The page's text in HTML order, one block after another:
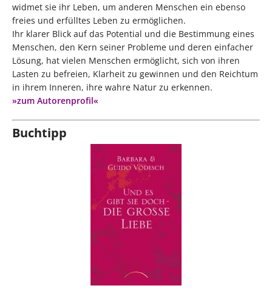
widmet sie ihr Leben, um anderen Menschen ein ebenso
freies und erfülltes Leben zu ermöglichen.
Ihr klarer Blick auf das Potential und die Bestimmung eines
Menschen, den Kern seiner Probleme und deren einfacher
Lösung, hat vielen Menschen ermöglicht, sich von ihren
Lasten zu befreien, Klarheit zu gewinnen und den Reichtum
in ihrem Inneren, ihre wahre Natur zu erkennen.
»zum Autorenprofil«
Buchtipp